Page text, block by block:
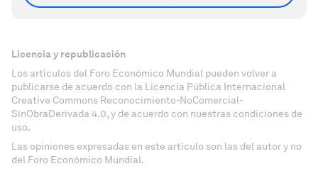
Licencia y republicación
Los artículos del Foro Económico Mundial pueden volver a
publicarse de acuerdo con la Licencia Pública Internacional
Creative Commons Reconocimiento-NoComercial-
SinObraDerivada 4.0, y de acuerdo con nuestras condiciones de
uso.
Las opiniones expresadas en este artículo son las del autor y no
del Foro Económico Mundial.